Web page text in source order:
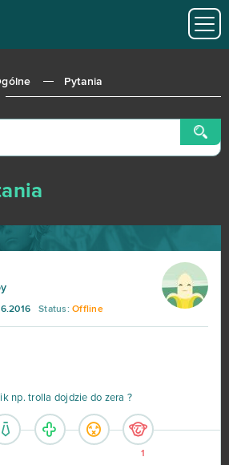
Pytania
Status: Offline
np. trolla dojdzie do zera ?
1